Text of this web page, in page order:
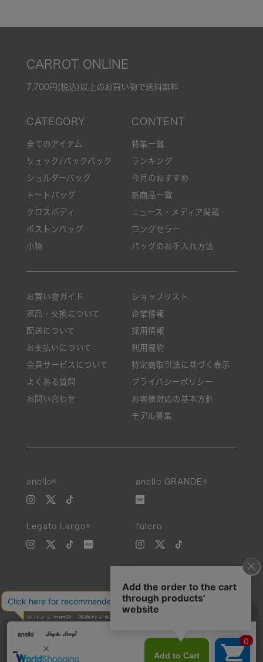
CARROT ONLINE
7,700円(税込)以上のお買い物で送料無料
全てのアイテム
リュック/バックパック
ショルダーバッグ
トートバッグ
クロスボディ
ボストンバッグ
小物
特集一覧
ランキング
今月のおすすめ
新商品一覧
ニュース・メディア掲載
ロングセラー
バッグのお手入れ方法
お買い物ガイド
返品・交換について
配送について
お支払いについて
会員サービスについて
よくある質問
お問い合わせ
ショップリスト
企業情報
採用情報
利用規約
特定商取引法に基づく表示
プライバシーポリシー
お客様対応の基本方針
モデル募集
anello® anello GRANDE®
Legato Largo® fulcro
当サイトの内容、画像などを無断で複製、転載、第三者への譲渡などを
Unauthorized reproduction, duplication, or redistribution of any
images or content from this website is strictly prohibited.